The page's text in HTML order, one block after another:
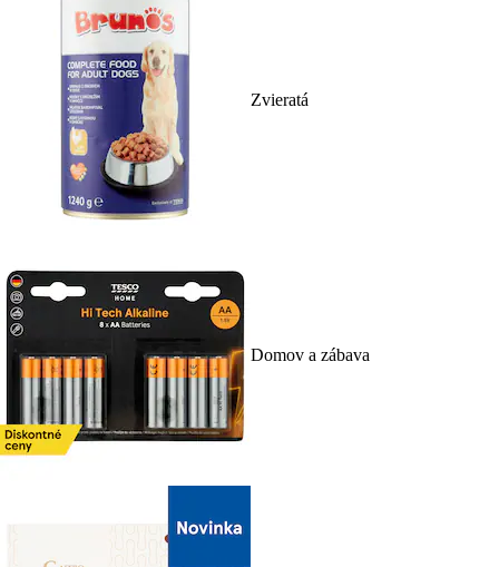
Zvieratá
Domov a zábava